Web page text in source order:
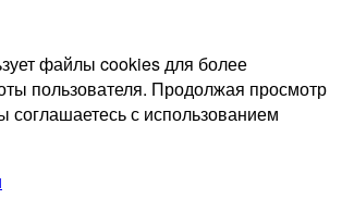
файлы cookies для более
пользователя. Продолжая просмотр
соглашаетесь с использованием